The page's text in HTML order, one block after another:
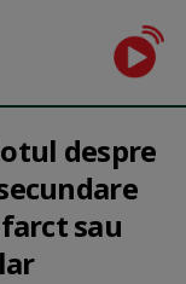
despre
sau